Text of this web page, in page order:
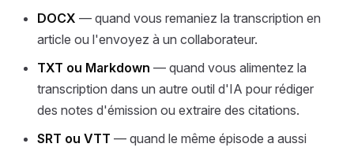
DOCX — quand vous remaniez la transcription en
article ou l'envoyez à un collaborateur.
TXT ou Markdown — quand vous alimentez la
transcription dans un autre outil d'IA pour rédiger
des notes d'émission ou extraire des citations.
SRT ou VTT — quand le même épisode a aussi